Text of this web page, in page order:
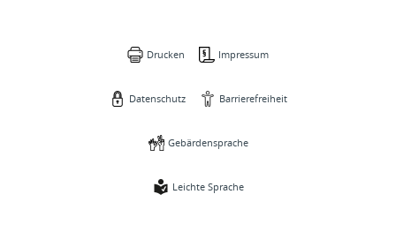
Drucken Impressum
Datenschutz Barrierefreiheit
Gebärdensprache
Leichte Sprache